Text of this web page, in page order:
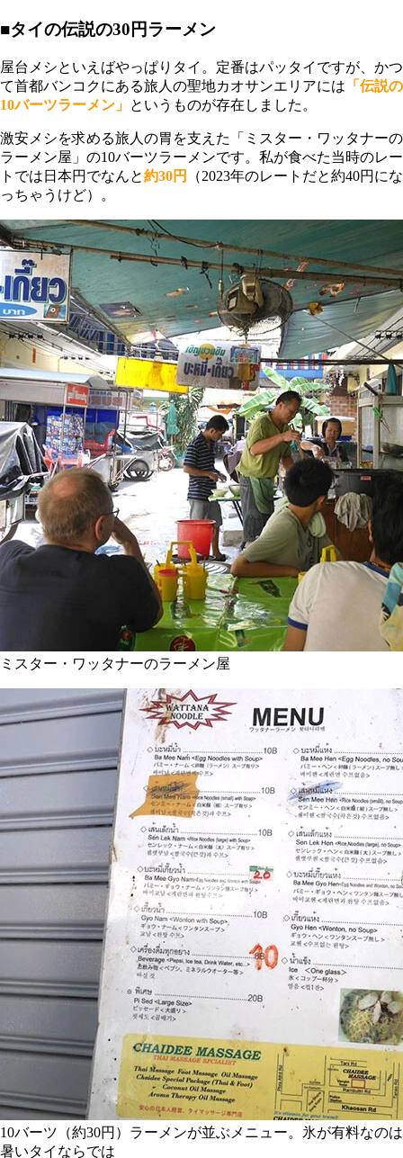
■タイの伝説の30円ラーメン
屋台メシといえばやっぱりタイ。定番はパッタイですが、かつ
て首都バンコクにある旅人の聖地カオサンエリアには 「伝説の
10バーツラーメン」 というものが存在しました。
激安メシを求める旅人の胃を支えた「ミスター・ワッタナーの
ラーメン屋」の10バーツラーメンです。私が食べた当時のレー
トでは日本円でなんと約30円
（2023年のレートだと約40円にな
っちゃうけど）。
ミスター・ワッタナーのラーメン屋
10バーツ（約30円）ラーメンが並ぶメニュー。氷が有料なのは
暑いタイならでは